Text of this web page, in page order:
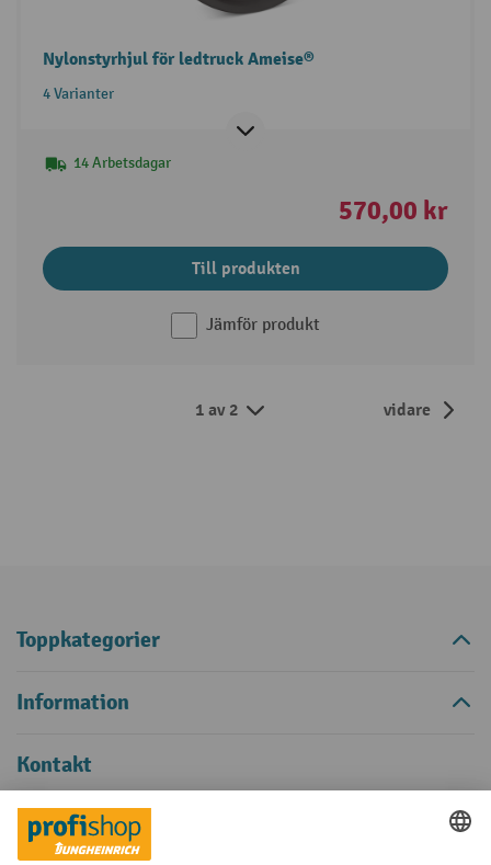
Nylonstyrhjul för ledtruck Ameise®
4 Varianter
14 Arbetsdagar
570,00 kr
Till produkten
Jämför produkt
1 av 2 vidare
Toppkategorier
Information
Kontakt
Support och råd på:
040 - 690 46 00